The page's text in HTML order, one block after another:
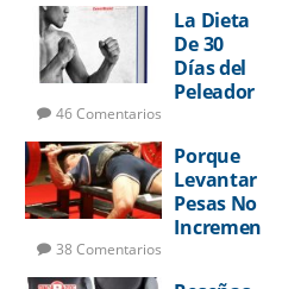
La Dieta
De 30
Días del
Peleador
46 Comentarios
Porque
Levantar
Pesas No
Incremen
38 Comentarios